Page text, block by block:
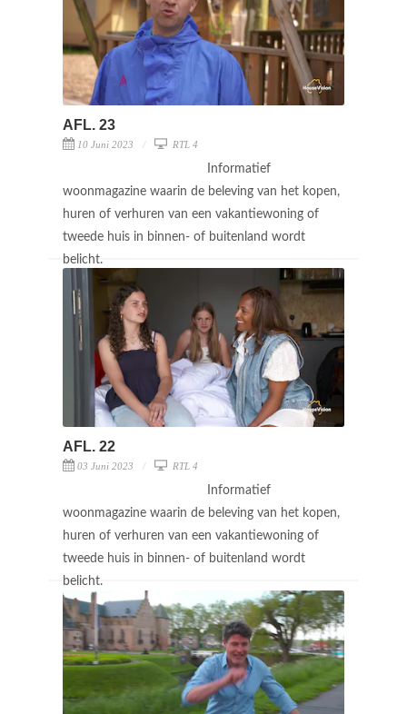
AFL. 23
10 Juni 2023 RTL 4
Informatief
woonmagazine waarin de beleving van het kopen,
huren of verhuren van een vakantiewoning of
tweede huis in binnen- of buitenland wordt
belicht.
AFL. 22
03 Juni 2023 RTL 4
Informatief
woonmagazine waarin de beleving van het kopen,
huren of verhuren van een vakantiewoning of
tweede huis in binnen- of buitenland wordt
belicht.